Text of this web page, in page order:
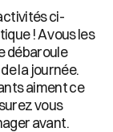
ci-
! A vous les
débaroule
la journée.
aiment ce
vous
avant.